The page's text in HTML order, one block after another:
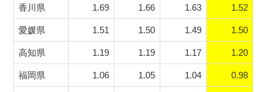
香川県 1.69 1.66 1.63 1.52
愛媛県 1.51 1.50 1.49 1.50
高知県 1.19 1.19 1.17 1.20
福岡県 1.06 1.05 1.04 0.98